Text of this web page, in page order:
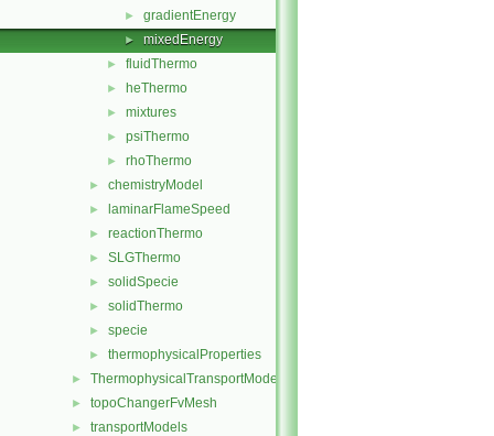
► gradientEnergy
► mixedEnergy
► fluidThermo
► heThermo
► mixtures
► psiThermo
► rhoThermo
► chemistryModel
► laminarFlameSpeed
► reactionThermo
► SLGThermo
► solidSpecie
► solidThermo
► specie
► thermophysicalProperties
► ThermophysicalTransportModels
► topoChangerFvMesh
► transportModels